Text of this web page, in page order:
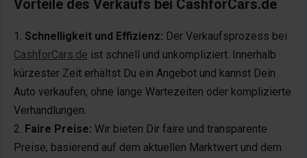
Vorteile des Verkaufs bei CashforCars.de
Schnelligkeit und Effizienz: Der Verkaufsprozess bei
CashforCars.de ist schnell und unkompliziert. Innerhalb
kürzester Zeit erhältst Du ein Angebot und kannst Dein
Auto verkaufen, ohne lange Wartezeiten oder komplizierte
Verhandlungen.
Faire Preise: Wir bieten Dir faire und transparente
Preise, basierend auf dem aktuellen Marktwert und dem